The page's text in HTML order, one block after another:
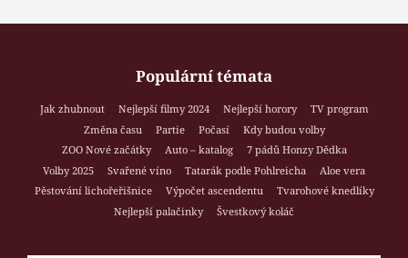
Populární témata
Jak zhubnout Nejlepší filmy 2024 Nejlepší horory
TV program
Změna času
Partie Počasí
Kdy budou volby
ZOO Nové začátky
Auto – katalog
7 pádů Honzy Dědka
Volby 2025
Svařené víno Tatarák podle Pohlreicha
Aloe vera
Pěstování lichořeřišnice
Výpočet ascendentu
Tvarohové knedlíky
Nejlepší palačinky
Švestkový koláč